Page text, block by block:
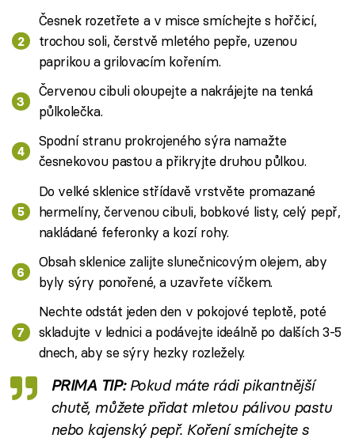
Česnek rozetřete a v misce smíchejte s hořčicí,
trochou soli, čerstvě mletého pepře, uzenou
paprikou a grilovacím kořením.
Červenou cibuli oloupejte a nakrájejte na tenká
půlkolečka.
Spodní stranu prokrojeného sýra namažte
česnekovou pastou a přikryjte druhou půlkou.
Do velké sklenice střídavě vrstvěte promazané
hermelíny, červenou cibuli, bobkové listy, celý pepř,
nakládané feferonky a kozí rohy.
Obsah sklenice zalijte slunečnicovým olejem, aby
byly sýry ponořené, a uzavřete víčkem.
Nechte odstát jeden den v pokojové teplotě, poté
skladujte v lednici a podávejte ideálně po dalších 3-5
dnech, aby se sýry hezky rozležely.
PRIMA TIP:Pokud máte rádi pikantnější
chutě, můžete přidat mletou pálivou pastu
nebo kajenský pepř. Koření smíchejte s